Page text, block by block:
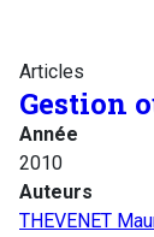
Articles
Gestion
Année
2010
Auteurs
THEVENET